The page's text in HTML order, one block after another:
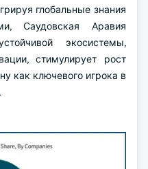
глобальные знания
Саудовская Аравия
экосистемы,
стимулирует рост
как ключевого игрока в